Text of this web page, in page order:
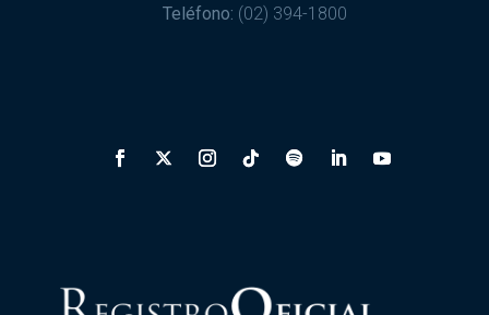
Teléfono: (02) 394-1800